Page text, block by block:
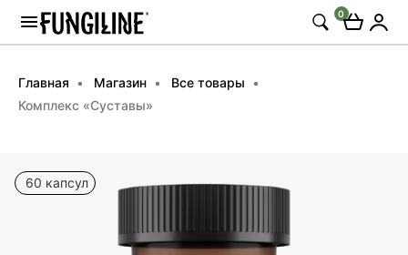
0
Главная Магазин
Все товары
Комплекс «Суставы»
60 капсул